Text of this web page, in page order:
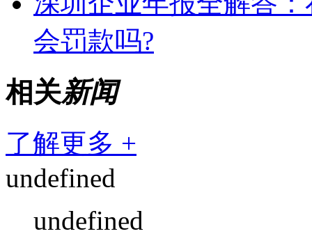
会罚款吗?
相关新闻
了解更多 +
undefined
undefined